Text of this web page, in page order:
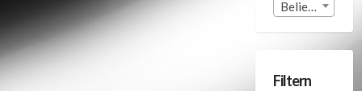
Beliebige Format
Filtern